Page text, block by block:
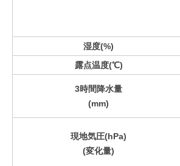
湿度(%)
露点温度(℃)
3時間降水量
(mm)
現地気圧(hPa)
(変化量)